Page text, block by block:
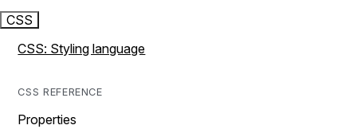
CSS
CSS: Styling language
CSS REFERENCE
Properties